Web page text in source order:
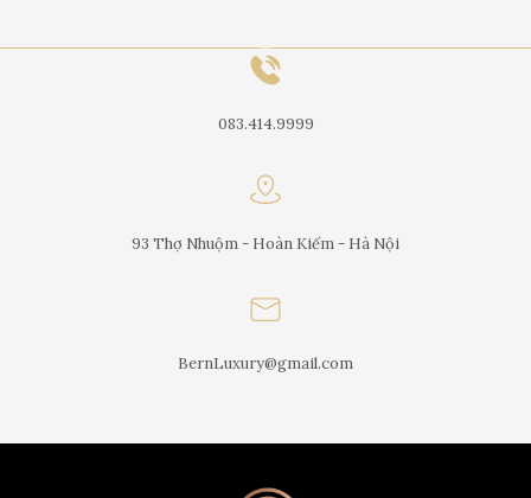
083.414.9999
93 Thợ Nhuộm - Hoàn Kiếm - Hà Nội
BernLuxury@gmail.com